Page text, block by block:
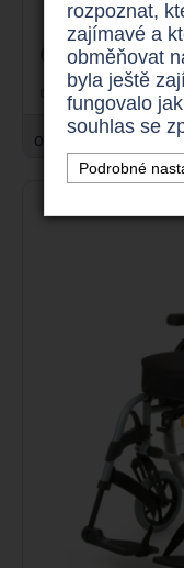
odlehčený
skládací rám
od 4.290 Kč
rozpoznat,
zajímavé a
obměňovat
byla ještě
fungovalo
souhlas se
Podrobné